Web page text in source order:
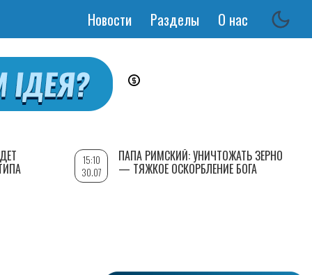
Основная
Новости Разделы О нас
15:10
30.07
ПАПА РИМСКИЙ: УНИЧТОЖАТЬ ЗЕРНО
— ТЯЖКОЕ ОСКОРБЛЕНИЕ БОГА